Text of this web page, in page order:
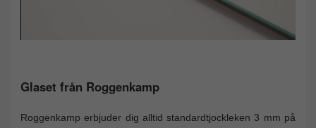
Glaset från Roggenkamp
Roggenkamp erbjuder dig alltid standardtjockleken 3 mm på